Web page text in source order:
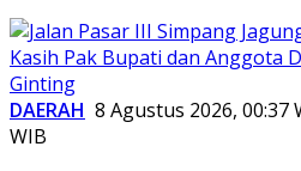
DAERAH 8 Agustus 2026, 00:37
WIB